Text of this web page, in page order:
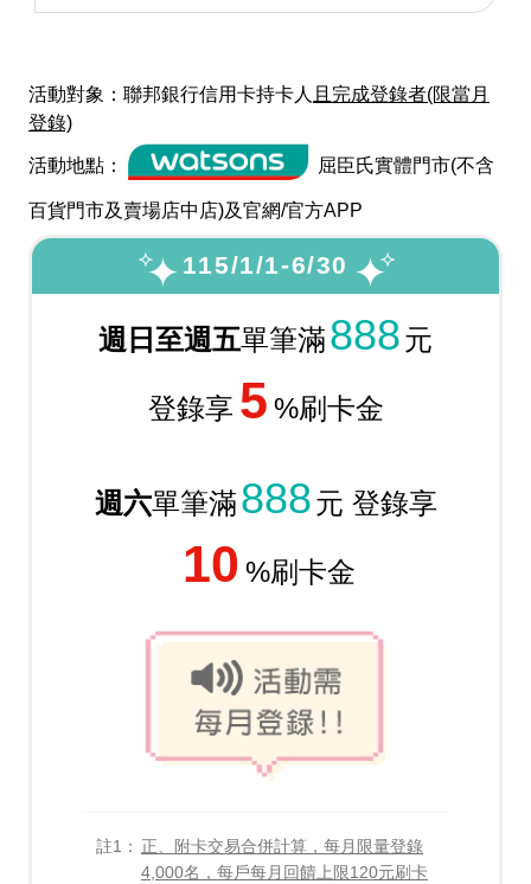
活動對象：聯邦銀行信用卡持卡人 且完成登錄者(限當月
登錄)
活動地點： 屈臣氏實體門市(不含
百貨門市及賣場店中店)及官網/官方APP
115/1/1-6/30
週日至週五單筆滿888元
登錄享 5 %刷卡金
週六單筆滿888元 登錄享
10 %刷卡金
註1： 正、附卡交易合併計算，每月限量登錄
4,000名，每戶每月回饋上限120元刷卡